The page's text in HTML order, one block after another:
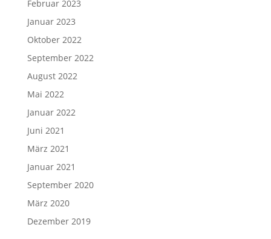
Februar 2023
Januar 2023
Oktober 2022
September 2022
August 2022
Mai 2022
Januar 2022
Juni 2021
März 2021
Januar 2021
September 2020
März 2020
Dezember 2019